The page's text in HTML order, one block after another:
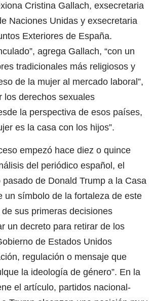
Cristina Gallach, exsecretaria
Naciones Unidas y exsecretaria
Exteriores de España.
agrega Gallach, “con un
tradicionales más religiosos y
de la mujer al mercado laboral”,
los derechos sexuales
la perspectiva de esos países,
es la casa con los hijos”.
empezó hace diez o quince
del periódico español, el
de Donald Trump a la Casa
un símbolo de la fortaleza de este
sus primeras decisiones
un decreto para retirar de los
de Estados Unidos
regulación o mensaje que
la ideología de género”. En la
el artículo, partidos nacional-